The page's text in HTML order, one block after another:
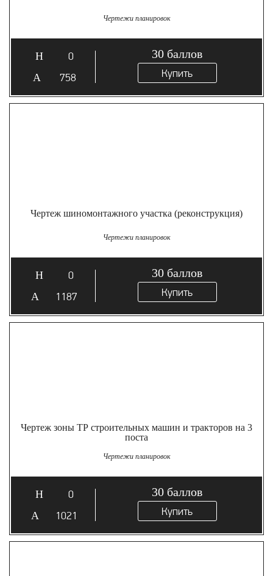
Чертежи планировок
0
758
30 баллов
Купить
Чертеж шиномонтажного участка (реконструкция)
Чертежи планировок
0
1187
30 баллов
Купить
Чертеж зоны ТР строительных машин и тракторов на 3
поста
Чертежи планировок
0
1021
30 баллов
Купить